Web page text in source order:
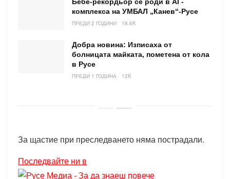
комплекса на УМБАЛ „Канев“-Русе
ПРЕДИ 2 ГОДИНИ 18.6K
Добра новина: Изписаха от
болницата майката, пометена от кола
в Русе
ПРЕДИ 1 ГОДИНА 12K
За щастие при преследването няма пострадали.
Последвайте ни в